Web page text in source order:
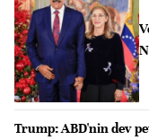
Trump: ABD'nin dev